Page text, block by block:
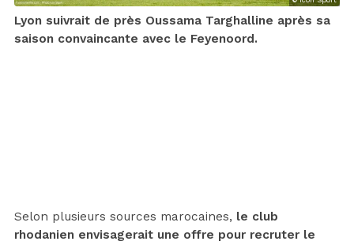
Lyon suivrait de près Oussama Targhalline après sa
saison convaincante avec le Feyenoord.
Selon plusieurs sources marocaines, le club
rhodanien envisagerait une offre pour recruter le